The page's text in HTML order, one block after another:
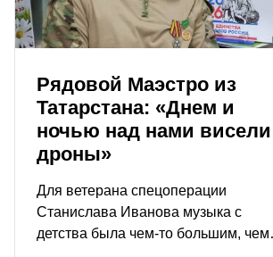
Рядовой Маэстро из
Татарстана: «Днем и
ночью над нами висели
дроны»
Для ветерана спецоперации
Станислава Иванова музыка с
детства была чем-то большим, чем